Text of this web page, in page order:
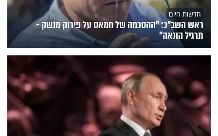
חדשות היום
ראש השב"כ: "ההסכמה של חמאס על פירוק מנשק -
תרגיל הונאה"